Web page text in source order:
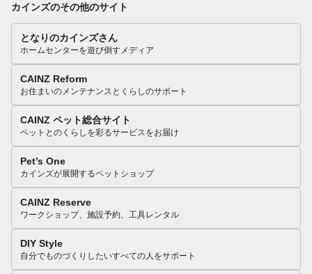
カインズのその他のサイト
となりのカインズさん
ホームセンターを遊び倒すメディア
CAINZ Reform
お住まいのメンテナンスとくらしのサポート
CAINZ ペット総合サイト
ペットとのくらしを彩るサービスをお届け
Pet’s One
カインズが展開するペットショップ
CAINZ Reserve
ワークショップ、施設予約、工具レンタル
DIY Style
自分でものづくりしたいすべての人をサポート